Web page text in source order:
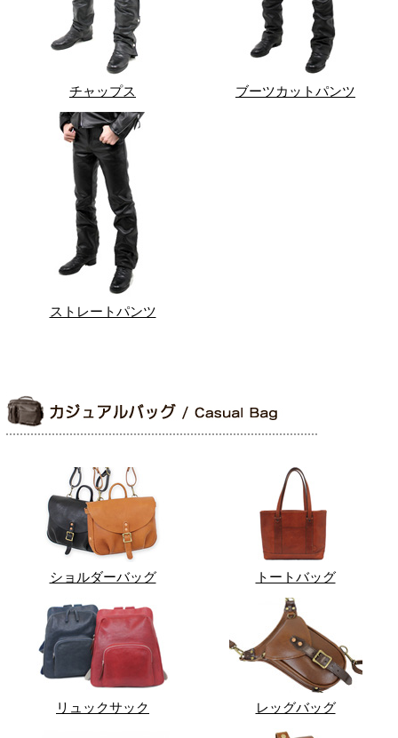
チャップス ブーツカットパンツ
ストレートパンツ
ショルダーバッグ トートバッグ
リュックサック レッグバッグ